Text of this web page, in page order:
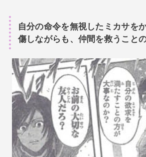
自分の命令を無視したミカサを
傷しながらも、仲間を救うこと